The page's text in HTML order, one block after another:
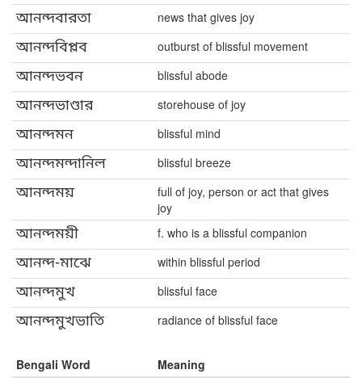
আনন্দবারতা news that gives joy
আনন্দবিপ্লব outburst of blissful movement
আনন্দভবন blissful abode
আনন্দভাণ্ডার storehouse of joy
আনন্দমন blissful mind
আনন্দমন্দানিল blissful breeze
আনন্দময়
full of joy, person or act that gives
joy
আনন্দময়ী f. who is a blissful companion
আনন্দ-মাঝে within blissful period
আনন্দমুখ blissful face
আনন্দমুখভাতি radiance of blissful face
Bengali Word Meaning